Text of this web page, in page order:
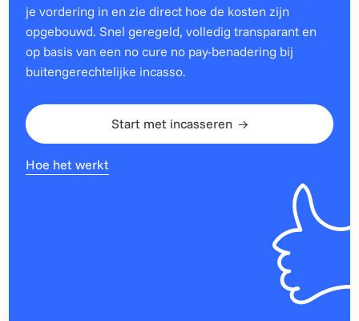
je vordering in en zie direct hoe de kosten zijn
opgebouwd. Snel geregeld, volledig transparant en
op basis van een no cure no pay-benadering bij
buitengerechtelijke incasso.
Start met incasseren
Hoe het werkt